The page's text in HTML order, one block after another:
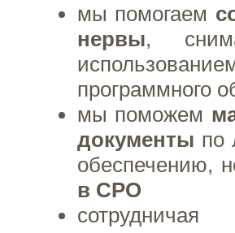
мы помогаем
нервы,
программного
мы поможем
документы по
обеспечению,
в СРО